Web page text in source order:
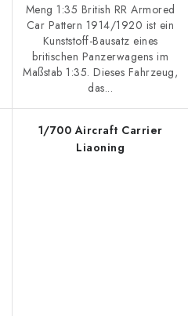
Meng 1:35 British RR Armored
Car Pattern 1914/1920 ist ein
Kunststoff-Bausatz eines
britischen Panzerwagens im
Maßstab 1:35. Dieses Fahrzeug,
das...
1/700 Aircraft Carrier
Liaoning